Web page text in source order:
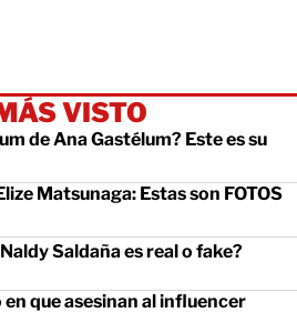
VISTO
de Ana Gastélum? Este es su
Matsunaga: Estas son FOTOS
Saldaña es real o fake?
que asesinan al influencer